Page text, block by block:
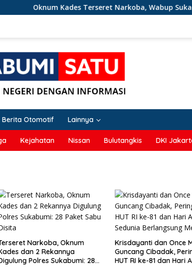
Oknum Kades Terseret Narkoba, Wabup
Berita Otomotif Lainnya
Kejahatan Nissan Bulutangkis DKI
Krisdayanti dan Once Mekel
Guncang Cibadak, Peringatan
HUT RI ke-81 dan Hari ASI
Solusi
Pemprov Jabar
Segera Akhiri